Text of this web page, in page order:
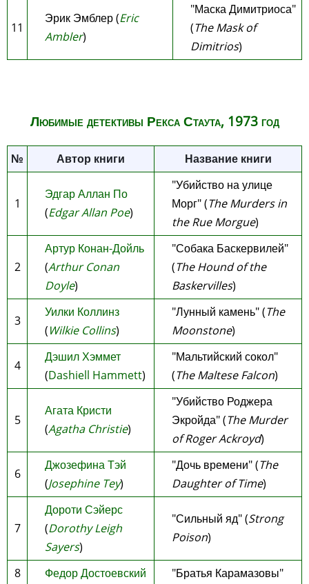
11
Эрик Эмблер (Eric
Ambler)
"Маска Димитриоса"
(The Mask of
Dimitrios)
Любимые детективы Рекса Стаута, 1973 год
№ Автор книги Название книги
1
Эдгар Аллан По
(Edgar Allan Poe)
"Убийство на улице
Морг" (The Murders in
the Rue Morgue)
2
Артур Конан-Дойль
(Arthur Conan
Doyle)
"Собака Баскервилей"
(The Hound of the
Baskervilles)
3
Уилки Коллинз
(Wilkie Collins)
"Лунный камень" (The
Moonstone)
4
Дэшил Хэммет
(Dashiell Hammett)
"Мальтийский сокол"
(The Maltese Falcon)
5
Агата Кристи
(Agatha Christie)
"Убийство Роджера
Экройда" (The Murder
of Roger Ackroyd)
6
Джозефина Тэй
(Josephine Tey)
"Дочь времени" (The
Daughter of Time)
7
Дороти Сэйерс
(Dorothy Leigh
Sayers)
"Сильный яд" (Strong
Poison)
8 Федор Достоевский "Братья Карамазовы"